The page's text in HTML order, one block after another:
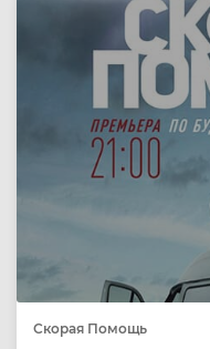
Скорая Помощь